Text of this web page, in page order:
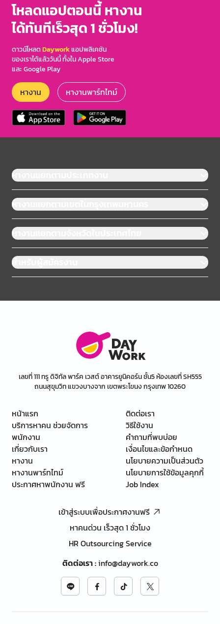
โหลดแอปตอนนี้ หางาน
ได้ทันทีเร็วสุด 1 ชั่วโมง!
ดาวน์โหลดDayworkแอปพลิเคชัน
ของเราได้แล้ววันนี้ ทั้งใน Apple Store
และ Google Play
หางาน หางานพาร์ทไทม์
หางานแยกตามประเภทงาน
หางานแยกตามเขตในกรุงเทพมหานคร
หางานแยกตามจังหวัดในประเทศไทย
สำหรับผู้สมัครงาน
เลขที่ 111 ทรู ดิจิทัล พาร์ค เวสต์ อาคารยูนิคอร์น ชั้น5 ห้องเลขที่ SH555
ถนนสุขุมวิท แขวงบางจาก เขตพระโขนง กรุงเทพ 10260
หน้าแรก
บริการหาคน ช่วยจัดการ
พนักงาน
เกี่ยวกับเรา
หางาน
หางานพาร์ทไทม์
ประกาศหาพนักงาน ฟรี
ติดต่อเรา
วิธีใช้งาน
คำถามที่พบบ่อย
เงื่อนไขและข้อกำหนด
นโยบายความเป็นส่วนตัว
นโยบายการใช้ข้อมูลคุกกี้
Job Index
เข้าสู่ระบบเพื่อประกาศงานฟรี
หาคนด่วน เร็วสุด 1 ชั่วโมง
HR Outsourcing Service
ติดต่อเรา:info@daywork.co